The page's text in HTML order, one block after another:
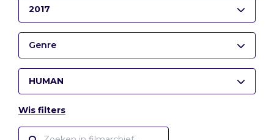
2017
Genre
HUMAN
Wis filters